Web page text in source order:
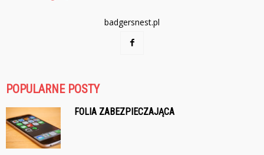
badgersnest.pl
POPULARNE POSTY
FOLIA ZABEZPIECZAJĄCA